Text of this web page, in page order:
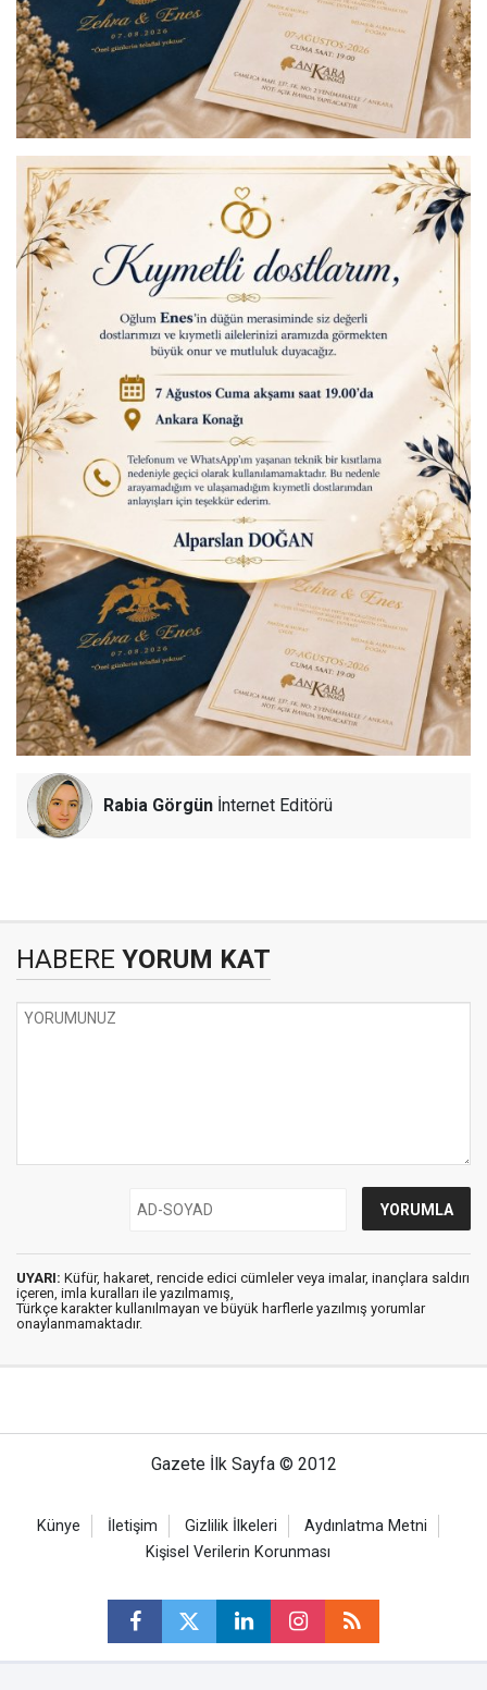
Rabia Görgün İnternet Editörü
HABERE YORUM KAT
UYARI: Küfür, hakaret, rencide edici cümleler veya imalar, inançlara saldırı
içeren, imla kuralları ile yazılmamış,
Türkçe karakter kullanılmayan ve büyük harflerle yazılmış yorumlar
onaylanmamaktadır.
Gazete İlk Sayfa © 2012
Künye İletişim Gizlilik İlkeleri
Aydınlatma Metni
Kişisel Verilerin Korunması